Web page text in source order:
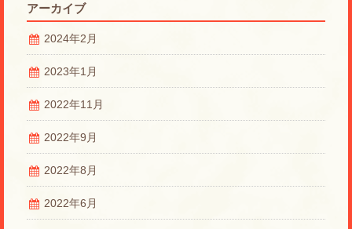
アーカイブ
2024年2月
2023年1月
2022年11月
2022年9月
2022年8月
2022年6月